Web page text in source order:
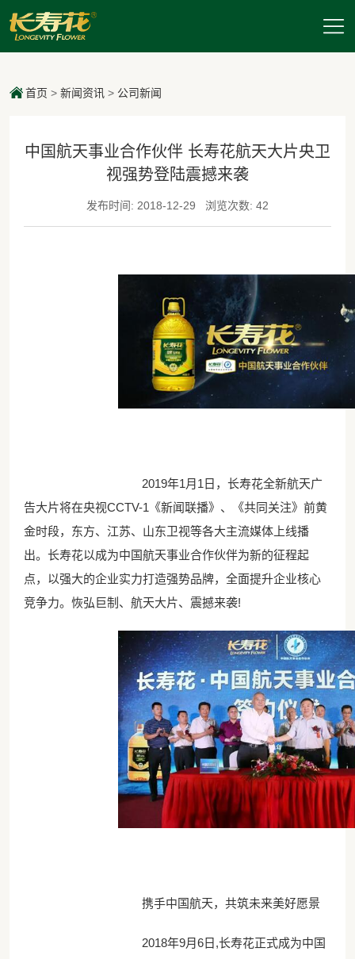
首页 > 新闻资讯> 公司新闻
中国航天事业合作伙伴 长寿花航天大片央卫
视强势登陆震撼来袭
发布时间: 2018-12-29 浏览次数: 42
2019年1月1日，长寿花全新航天广
告大片将在央视CCTV-1《新闻联播》、《共同关注》前黄
金时段，东方、江苏、山东卫视等各大主流媒体上线播
出。长寿花以成为中国航天事业合作伙伴为新的征程起
点，以强大的企业实力打造强势品牌，全面提升企业核心
竞争力。恢弘巨制、航天大片、震撼来袭!
携手中国航天，共筑未来美好愿景
2018年9月6日,长寿花正式成为中国